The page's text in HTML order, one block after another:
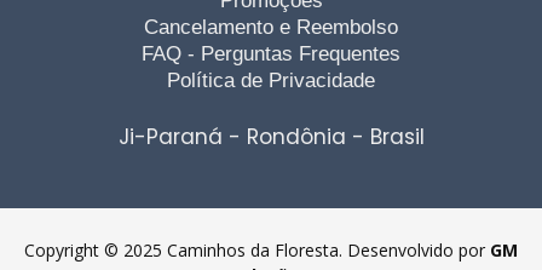
Cancelamento e Reembolso
FAQ - Perguntas Frequentes
Política de Privacidade
Ji-Paraná - Rondônia - Brasil
Copyright © 2025 Caminhos da Floresta. Desenvolvido por GM